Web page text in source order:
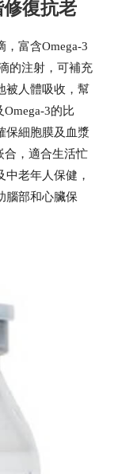
修復抗老
富含Omega-3
的注射，可補充
被人體吸收，幫
3的比
保細胞膜及血漿
合，適合生活忙
老年人保健，
腦部和心臟保